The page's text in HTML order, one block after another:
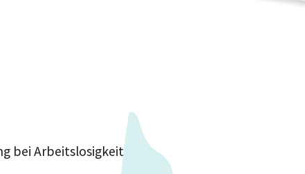
bei Arbeitslosigkeit